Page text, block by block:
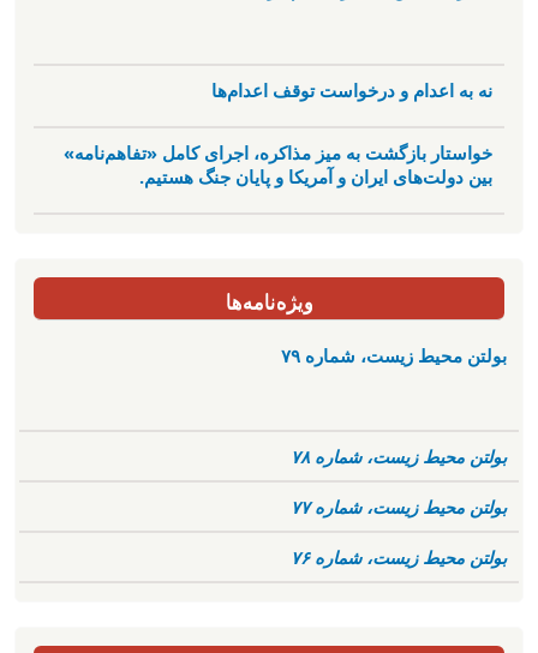
نه به اعدام و درخواست توقف اعدام‌ها
خواستار بازگشت به میز مذاکره، اجرای کامل «تفاهم‌نامه»
بین دولت‌های ایران و آمریکا و پایان جنگ هستیم.
ویژه‌نامه‌ها
بولتن محیط زیست، شماره ۷۹
بولتن محیط زیست، شماره ۷۸
بولتن محیط زیست، شماره ۷۷
بولتن محیط زیست، شماره ۷۶